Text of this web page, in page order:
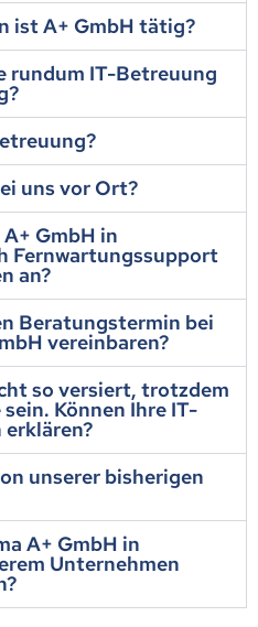
ist A+ GmbH tätig?
rundum IT-Betreuung
uns vor Ort?
GmbH in
Fernwartungssupport
an?
Beratungstermin bei
vereinbaren?
so versiert, trotzdem
Können Ihre IT-
unserer bisherigen
A+ GmbH in
Unternehmen